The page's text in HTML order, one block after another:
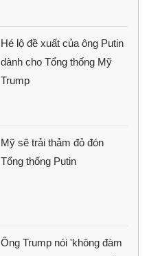
Hé lộ đề xuất của ông Putin
dành cho Tổng thống Mỹ
Trump
Mỹ sẽ trải thảm đỏ đón
Tổng thống Putin
Ông Trump nói 'không đàm